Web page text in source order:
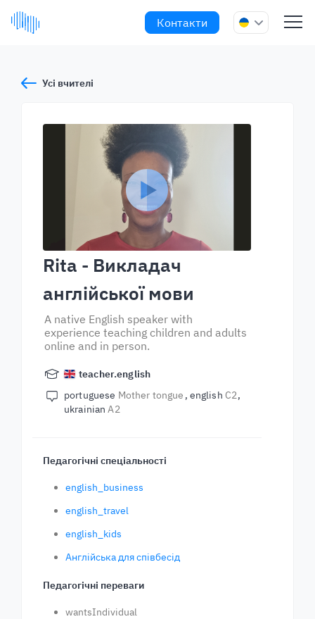
Контакти
Усі вчителі
Rita - Викладач
англійської мови
A native English speaker with
experience teaching children and adults
online and in person.
teacher.english
portuguese Mother tongue english C2
ukrainianA2
Педагогічні спеціальності
english_business
english_travel
english_kids
Англійська для співбесід
Педагогічні переваги
wantsIndividual